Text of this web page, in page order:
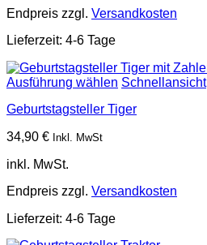
Endpreis zzgl. Versandkosten
Lieferzeit: 4-6 Tage
Ausführung wählen Schnellansicht
Geburtstagsteller Tiger
34,90 € Inkl. MwSt
inkl. MwSt.
Endpreis zzgl. Versandkosten
Lieferzeit: 4-6 Tage